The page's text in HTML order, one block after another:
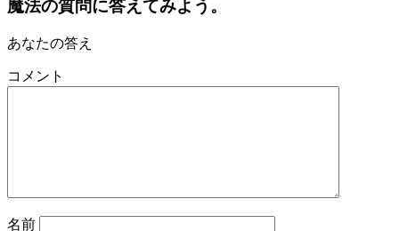
魔法の質問に答えてみよう。
あなたの答え
コメント
名前